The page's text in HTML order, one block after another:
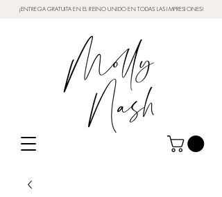
¡ENTREGA GRATUITA EN EL REINO UNIDO EN TODAS LAS IMPRESIONES!